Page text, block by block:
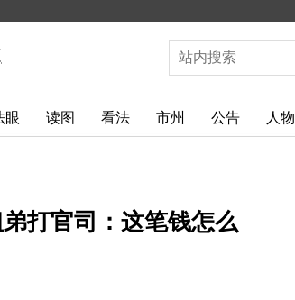
眼 读图 看法 市州 公告 人物
打官司：这笔钱怎么